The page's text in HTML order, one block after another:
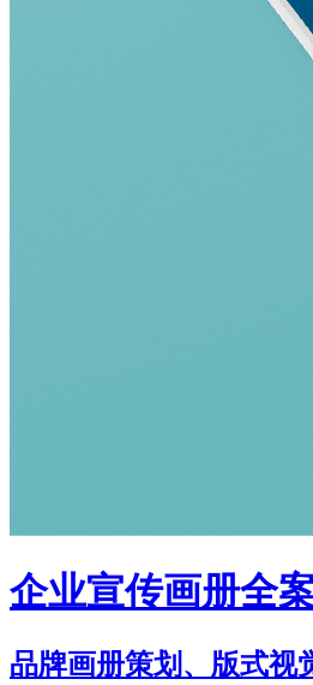
企业宣传画册全
品牌画册策划、版式视